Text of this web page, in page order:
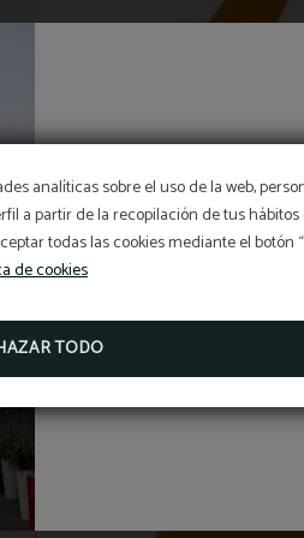
analíticas sobre el uso de la web,
a partir de la recopilación de tus
todas las cookies mediante el botón
de cookies
TODO
El restaurante
Respetando la apertura
07:00h a 10:30h y
PET FRIENDLY
ADMITIMOS ANIMALES DE MÁXIMO 15 KILOS Y CON
SUPLEMENTO DE 15 € POR NOCHE (IVA INCLUÍDO).
No te lo pierdas
*Según la nueva ley de protección animal, en el momento
check in se nos tiene que mostrar el seguro de
15€